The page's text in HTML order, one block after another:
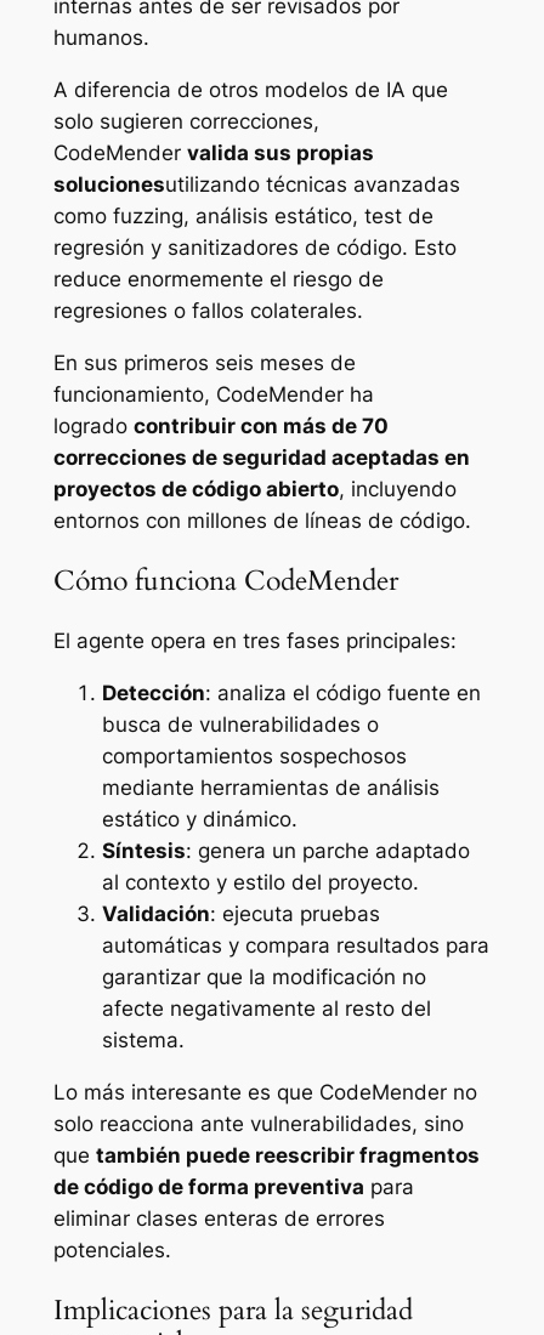
internas antes de ser revisados por
humanos.
A diferencia de otros modelos de IA que
solo sugieren correcciones,
CodeMender valida sus propias
solucionesutilizando técnicas avanzadas
como fuzzing, análisis estático, test de
regresión y sanitizadores de código. Esto
reduce enormemente el riesgo de
regresiones o fallos colaterales.
En sus primeros seis meses de
funcionamiento, CodeMender ha
logrado contribuir con más de 70
correcciones de seguridad aceptadas en
proyectos de código abierto, incluyendo
entornos con millones de líneas de código.
Cómo funciona CodeMender
El agente opera en tres fases principales:
Detección: analiza el código fuente en
busca de vulnerabilidades o
comportamientos sospechosos
mediante herramientas de análisis
estático y dinámico.
Síntesis: genera un parche adaptado
al contexto y estilo del proyecto.
Validación: ejecuta pruebas
automáticas y compara resultados para
garantizar que la modificación no
afecte negativamente al resto del
sistema.
Lo más interesante es que CodeMender no
solo reacciona ante vulnerabilidades, sino
que también puede reescribir fragmentos
de código de forma preventiva para
eliminar clases enteras de errores
potenciales.
Implicaciones para la seguridad